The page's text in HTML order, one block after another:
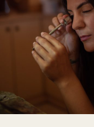
Skip back to main navigation